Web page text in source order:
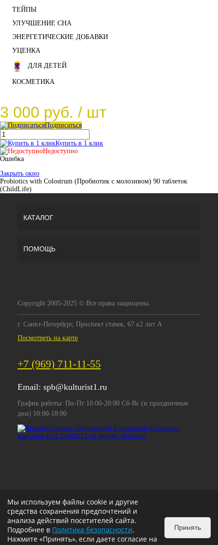
ТЕЙПЫ
УЛУЧШЕНИЕ СНА
ЭНЕРГЕТИЧЕСКИЕ ДОБАВКИ
УЦЕНКА
ДЛЯ ДЕТЕЙ
КОСМЕТИКА
3 000 руб. / шт
Подписаться
Купить в 1 клик
Недоступно
Ошибка
Закрыть окно
Probiotics with Colostrum (Пробиотик с молозивом) 90 таблеток
(ChildLife)
КАТАЛОГ
ПОМОЩЬ
Copyright 2005-2025 © Все права защищены.
г. Санкт-Петербург, Проспект стачек, 67 к2 лит А
Посмотреть на карте
+7 (969) 711-11-55
Email: spb@kulturist1.ru
График работы: Пн-Пт 10:00-20:00 Сб-Вс (и праздничные
дни) 10:00-18:00
Мы используем файлы cookie и другие
средства сохранения предпочтений и
анализа действий посетителей сайта.
Подробнее в Политика безопасности.
Нажмите «Принять», если даете согласие на
Принять